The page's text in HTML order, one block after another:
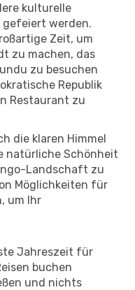
kulturelle
gefeiert werden.
Zeit, um
zu machen, das
zu besuchen
Republik
Restaurant zu
die klaren Himmel
natürliche Schönheit
Landschaft zu
Möglichkeiten für
um Ihr
Jahreszeit für
buchen
und nichts